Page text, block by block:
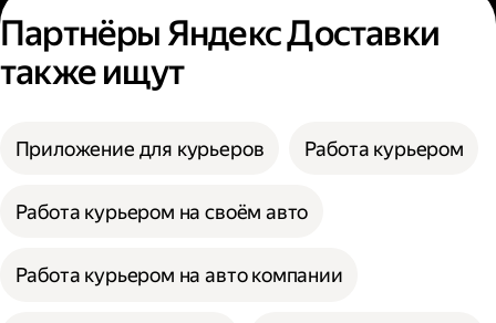
Партнёры Яндекс Доставки
также ищут
Приложение для курьеров Работа курьером
Работа курьером на своём авто
Работа курьером на авто компании